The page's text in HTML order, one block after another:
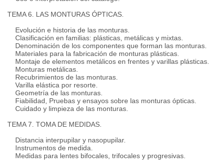
TEMA 6. LAS MONTURAS ÓPTICAS.
Evolución e historia de las monturas.
Clasificación en familias: plásticas, metálicas y mixtas.
Denominación de los componentes que forman las monturas.
Materiales para la fabricación de monturas plásticas.
Montaje de elementos metálicos en frentes y varillas plásticas.
Monturas metálicas.
Recubrimientos de las monturas.
Varilla elástica por resorte.
Geometría de las monturas.
Fiabilidad, Pruebas y ensayos sobre las monturas ópticas.
Cuidado y limpieza de las monturas.
TEMA 7. TOMA DE MEDIDAS.
Distancia interpupilar y nasopupilar.
Instrumentos de medida.
Medidas para lentes bifocales, trifocales y progresivas.